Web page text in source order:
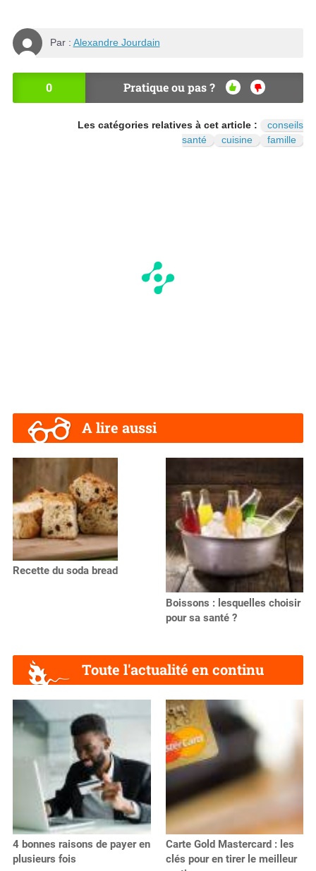
Par : Alexandre Jourdain
0 Pratique ou pas ?
OU
NO
N
Les catégories relatives à cet article :
conseils
santé
cuisine famille
A lire aussi
Recette du soda bread
Boissons : lesquelles choisir
pour sa santé ?
Toute l'actualité en continu
4 bonnes raisons de payer en
plusieurs fois
Carte Gold Mastercard : les
clés pour en tirer le meilleur